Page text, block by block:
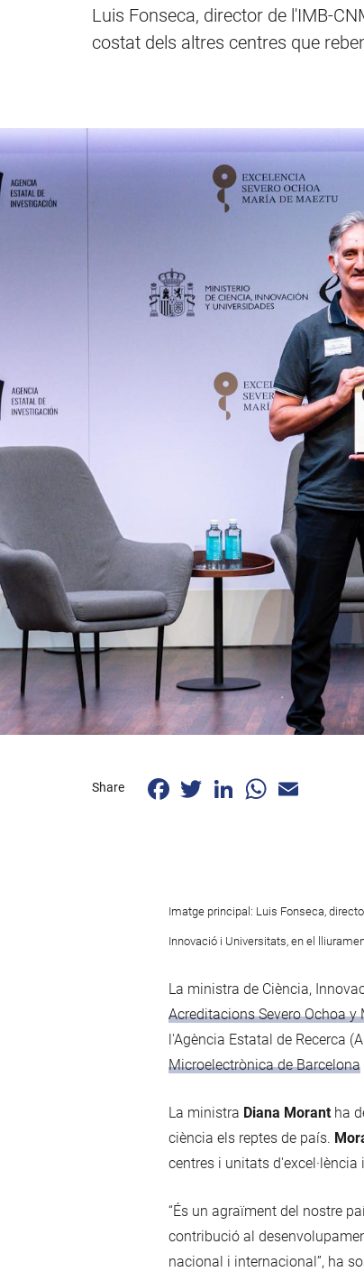
Luis Fonseca, director de l'IMB-
costat dels altres centres que
Share FacebookTwitterLinkedInWhatsApp
Imatge principal: Luis Fonseca,
Innovació i Universitats, en el
La ministra de Ciència,
Acreditacions Severo Ochoa y
l'Agència Estatal de Recerca
Microelectrònica de Barcelona
La ministra Diana Morant ha
ciència els reptes de país.
centres i unitats
“És un agraïment del nostre
contribució al
nacional i internacional”, ha